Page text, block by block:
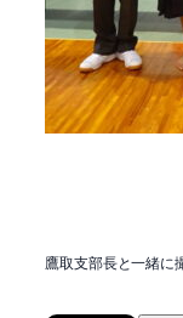
鷹取支部長と一緒に